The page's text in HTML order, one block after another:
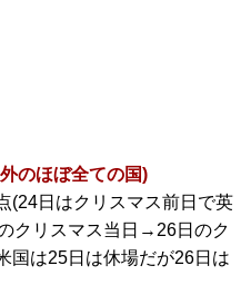
のほぼ全ての国)
(24日はクリスマス前日で英
クリスマス当日→26日のク
国は25日は休場だが26日は